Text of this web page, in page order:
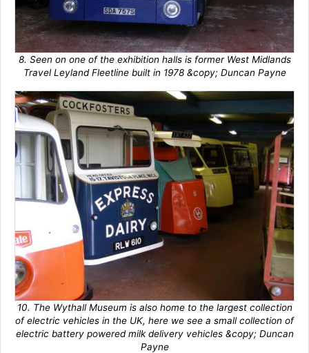
8. Seen on one of the exhibition halls is former West Midlands
Travel Leyland Fleetline built in 1978 &copy; Duncan Payne
10. The Wythall Museum is also home to the largest collection
of electric vehicles in the UK, here we see a small collection of
electric battery powered milk delivery vehicles &copy; Duncan
Payne